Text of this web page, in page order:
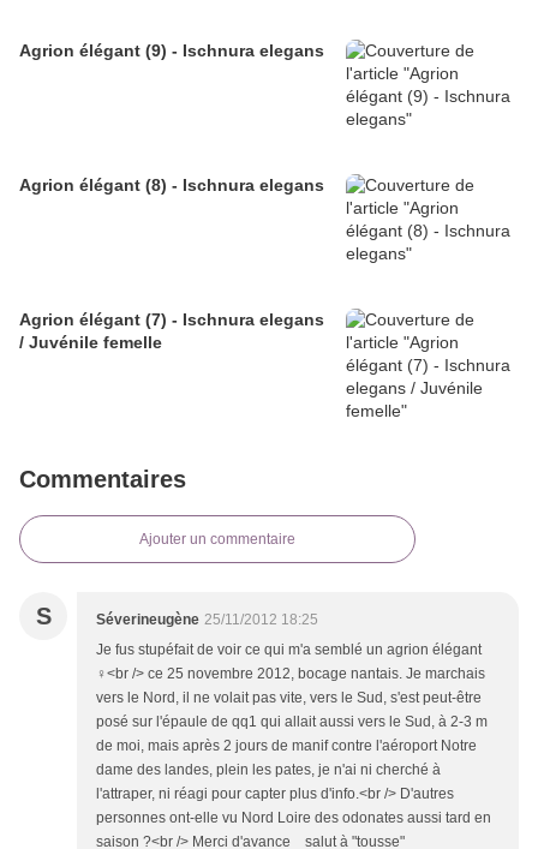
Agrion élégant (9) - Ischnura elegans
Agrion élégant (8) - Ischnura elegans
Agrion élégant (7) - Ischnura elegans
/ Juvénile femelle
Commentaires
Ajouter un commentaire
S Séverineugène 25/11/2012 18:25
Je fus stupéfait de voir ce qui m'a semblé un agrion élégant
♀<br /> ce 25 novembre 2012, bocage nantais. Je marchais
vers le Nord, il ne volait pas vite, vers le Sud, s'est peut-être
posé sur l'épaule de qq1 qui allait aussi vers le Sud, à 2-3 m
de moi, mais après 2 jours de manif contre l'aéroport Notre
dame des landes, plein les pates, je n'ai ni cherché à
l'attraper, ni réagi pour capter plus d'info.<br /> D'autres
personnes ont-elle vu Nord Loire des odonates aussi tard en
saison ?<br /> Merci d'avance salut à "tousse"